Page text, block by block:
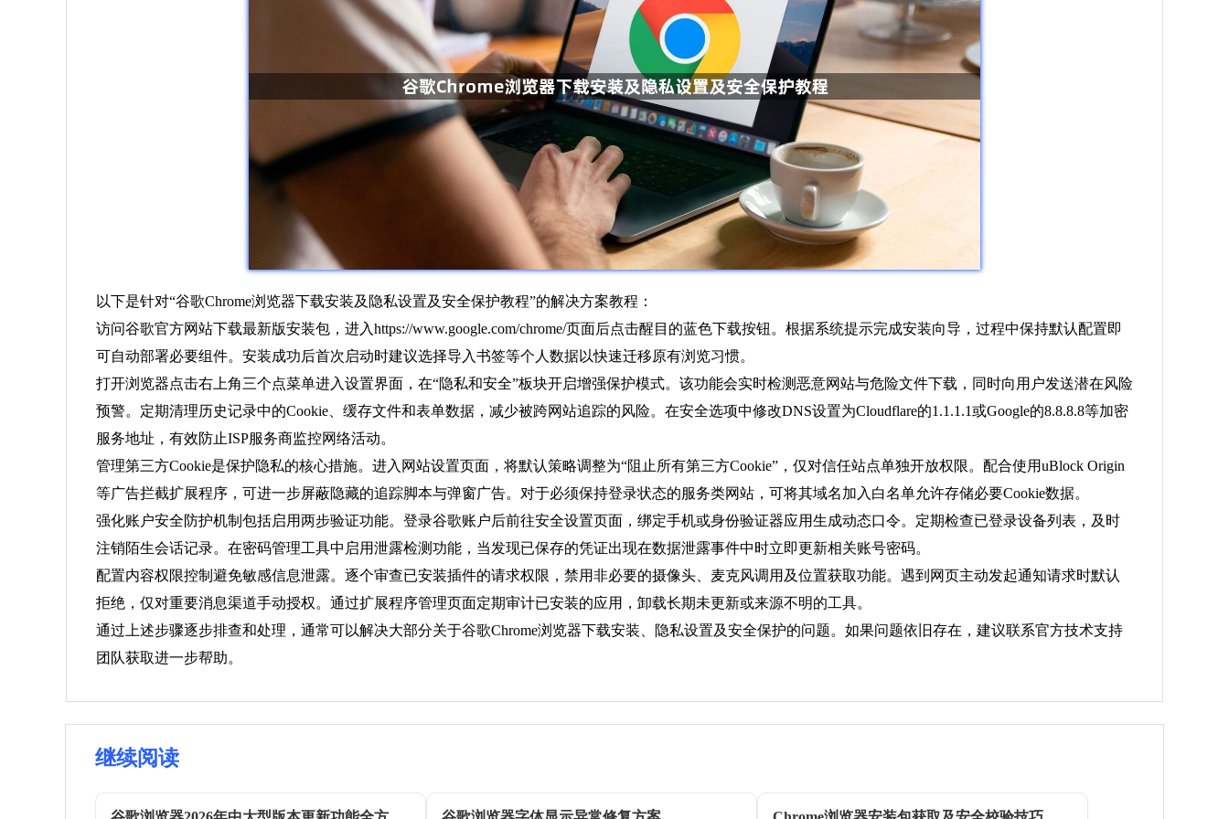
以下是针对“谷歌Chrome浏览器下载安装及隐私设置及安全保护教程”的解决方案教程：
访问谷歌官方网站下载最新版安装包，进入https://www.google.com/chrome/页面后点击醒目的蓝色下载按钮。根据系统提示完成安装向导，过程中保持默认配置即
可自动部署必要组件。安装成功后首次启动时建议选择导入书签等个人数据以快速迁移原有浏览习惯。
打开浏览器点击右上角三个点菜单进入设置界面，在“隐私和安全”板块开启增强保护模式。该功能会实时检测恶意网站与危险文件下载，同时向用户发送潜在风险
预警。定期清理历史记录中的Cookie、缓存文件和表单数据，减少被跨网站追踪的风险。在安全选项中修改DNS设置为Cloudflare的1.1.1.1或Google的8.8.8.8等加密
服务地址，有效防止ISP服务商监控网络活动。
管理第三方Cookie是保护隐私的核心措施。进入网站设置页面，将默认策略调整为“阻止所有第三方Cookie”，仅对信任站点单独开放权限。配合使用uBlock Origin
等广告拦截扩展程序，可进一步屏蔽隐藏的追踪脚本与弹窗广告。对于必须保持登录状态的服务类网站，可将其域名加入白名单允许存储必要Cookie数据。
强化账户安全防护机制包括启用两步验证功能。登录谷歌账户后前往安全设置页面，绑定手机或身份验证器应用生成动态口令。定期检查已登录设备列表，及时
注销陌生会话记录。在密码管理工具中启用泄露检测功能，当发现已保存的凭证出现在数据泄露事件中时立即更新相关账号密码。
配置内容权限控制避免敏感信息泄露。逐个审查已安装插件的请求权限，禁用非必要的摄像头、麦克风调用及位置获取功能。遇到网页主动发起通知请求时默认
拒绝，仅对重要消息渠道手动授权。通过扩展程序管理页面定期审计已安装的应用，卸载长期未更新或来源不明的工具。
通过上述步骤逐步排查和处理，通常可以解决大部分关于谷歌Chrome浏览器下载安装、隐私设置及安全保护的问题。如果问题依旧存在，建议联系官方技术支持
团队获取进一步帮助。
继续阅读